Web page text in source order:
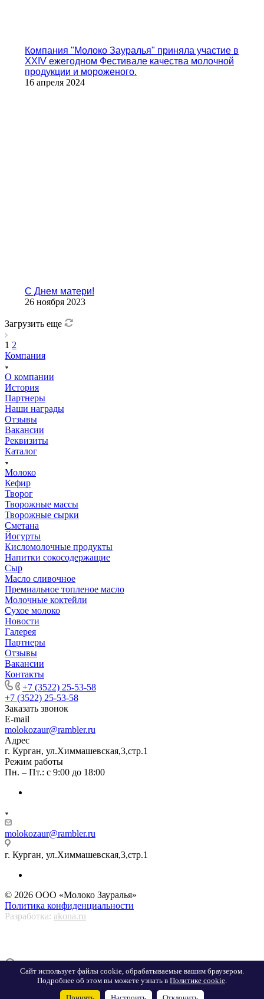
Компания "Молоко Зауралья" приняла участие в
XXIV ежегодном Фестивале качества молочной
продукции и мороженого.
16 апреля 2024
С Днем матери!
26 ноября 2023
Загрузить еще
1 2
Компания
О компании
История
Партнеры
Наши награды
Отзывы
Вакансии
Реквизиты
Каталог
Молоко
Кефир
Творог
Творожные массы
Творожные сырки
Сметана
Йогурты
Кисломолочные продукты
Напитки сокосодержащие
Сыр
Масло сливочное
Премиальное топленое масло
Молочные коктейли
Сухое молоко
Новости
Галерея
Партнеры
Отзывы
Вакансии
Контакты
+7 (3522) 25-53-58
+7 (3522) 25-53-58
Заказать звонок
E-mail
molokozaur@rambler.ru
Адрес
г. Курган, ул.Химмашевская,3,стр.1
Режим работы
Пн. – Пт.: с 9:00 до 18:00
molokozaur@rambler.ru
г. Курган, ул.Химмашевская,3,стр.1
© 2026 ООО «Молоко Зауралья»
Политика конфиденциальности
Разработка: akona.ru
Сайт использует файлы cookie, обрабатываемые вашим браузером.
Подробнее об этом вы можете узнать в Политике cookie.